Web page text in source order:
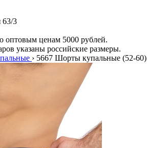
63/3
оптовым ценам 5000 рублей.
указаны российские размеры.
› 5667 Шорты купальные (52-60)